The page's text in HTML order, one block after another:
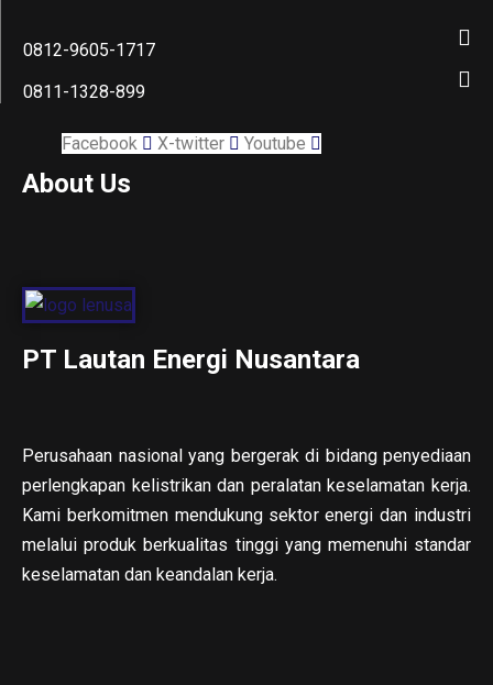
0812-9605-1717
0811-1328-899
Facebook X-twitter Youtube
About Us
PT Lautan Energi Nusantara
Perusahaan nasional yang bergerak di bidang penyediaan
perlengkapan kelistrikan dan peralatan keselamatan kerja.
Kami berkomitmen mendukung sektor energi dan industri
melalui produk berkualitas tinggi yang memenuhi standar
keselamatan dan keandalan kerja.